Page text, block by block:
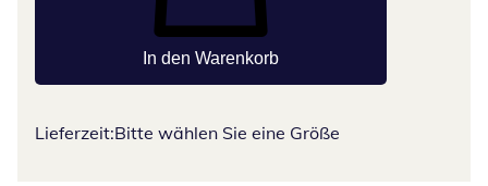
In den Warenkorb
Lieferzeit:Bitte wählen Sie eine Größe